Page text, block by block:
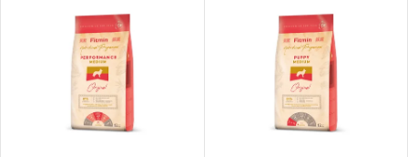
Najczęściej sprzedawane
Alfabetycznie